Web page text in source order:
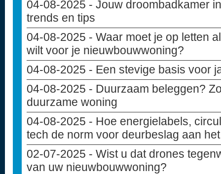
04-08-2025 - Jouw droombadkamer
trends en tips
04-08-2025 - Waar moet je op letten
wilt voor je nieuwbouwwoning?
04-08-2025 - Een stevige basis voor
04-08-2025 - Duurzaam beleggen?
duurzame woning
04-08-2025 - Hoe energielabels,
tech de norm voor deurbeslag aan
02-07-2025 - Wist u dat drones
van uw nieuwbouwwoning?